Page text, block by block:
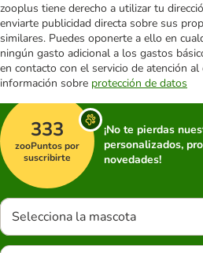
zooplus tiene derecho a utilizar tu
enviarte publicidad directa sobre sus
similares. Puedes oponerte a ello en
ningún gasto adicional a los gastos
en contacto con el servicio de atención
información sobre protección de datos
333
zooPuntos por
suscribirte
¡No te pierdas
personalizados,
novedades!
Selecciona la mascota